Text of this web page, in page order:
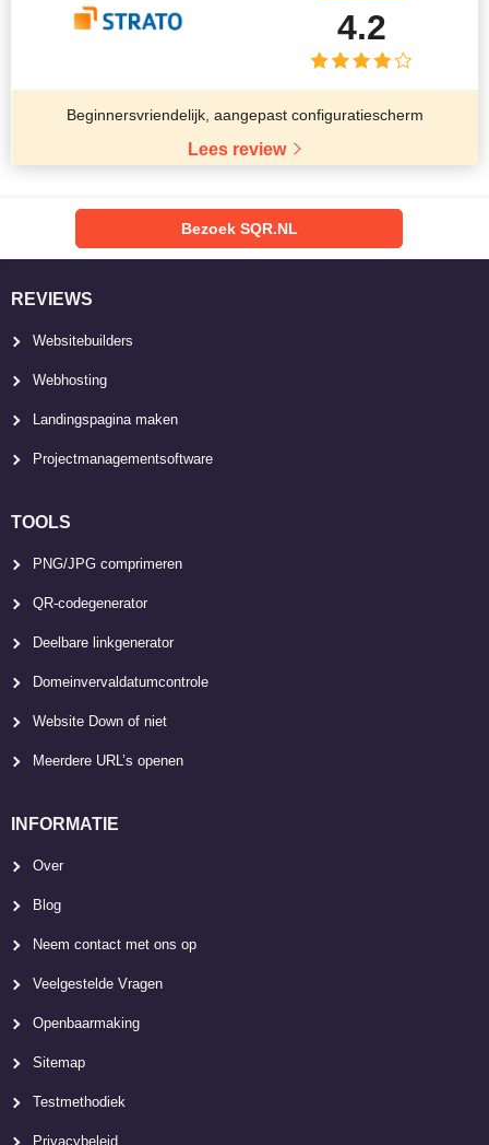
4.2
Beginnersvriendelijk, aangepast configuratiescherm
Lees review
Bezoek SQR.NL
REVIEWS
Websitebuilders
Webhosting
Landingspagina maken
Projectmanagementsoftware
TOOLS
PNG/JPG comprimeren
QR-codegenerator
Deelbare linkgenerator
Domeinvervaldatumcontrole
Website Down of niet
Meerdere URL’s openen
INFORMATIE
Over
Blog
Neem contact met ons op
Veelgestelde Vragen
Openbaarmaking
Sitemap
Testmethodiek
Privacybeleid